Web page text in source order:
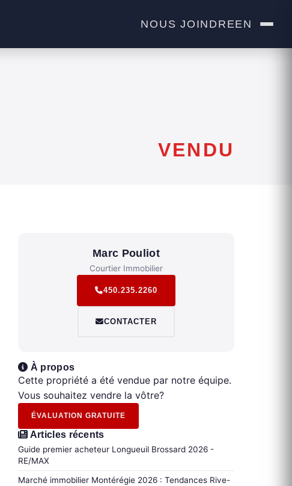
NOUS JOINDREEN
VENDU
Marc Pouliot
Courtier Immobilier
450.235.2260
CONTACTER
À propos
Cette propriété a été vendue par notre équipe.
Vous souhaitez vendre la vôtre?
ÉVALUATION GRATUITE
Articles récents
Guide premier acheteur Longueuil Brossard 2026 -
RE/MAX
Marché immobilier Montérégie 2026 : Tendances Rive-